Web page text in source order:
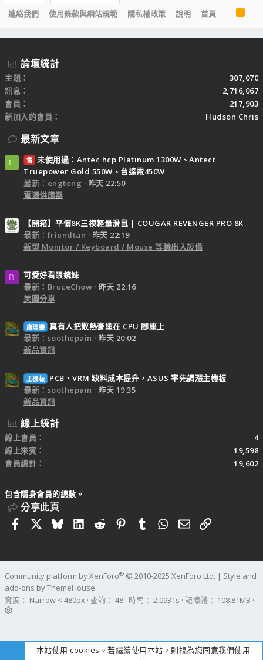
連絡我們
使用條款與網站規範 隱私權政策 說明 首頁
R
S
S
論壇統計
主題
307,070
訊息
2,716,067
會員
217,903
新加入的會員
Hudson Chris
最新文章
E 售 未使用過：Antec hcp Platinum 1300W、Antect
Truepower Gold 550W、台達電450W
最新：engtong
昨天 22:50
電源供應器
【開箱】平價8K三模輕量滑鼠 | COUGAR REVENGER PRO 8K
最新：friendtan
昨天 22:19
新型 Monitor / Keyboard / Mouse 等輸出入設備
B
可愛好看眼鏡妹
最新：BruceChow
昨天 22:16
美圖分享
處理器 真有人把散熱膏塗在 CPU 腳座上
最新：soothepain
昨天 20:02
新品資訊
主機板
PCB、VRM 缺料成本提升，ASUS 率先調漲主機板
最新：soothepain
昨天 19:35
新品資訊
線上統計
線上會員
4
線上來賓
19,598
會員總計
19,602
包含隱身會員的總數。
分享此頁
FacebookBlueskyLinkedIn
RedditPinterestTumblrWhatsApp
電子郵件
連結
Community platform by XenForo® © 2010-2025 XenForo Ltd. | Style and
add-ons by ThemeHouse
寬度
查詢 48 時間 2.0931s 記憶體 108.81MB
本站使用 cookies。若繼續使用本站，則視為您同意我們使用